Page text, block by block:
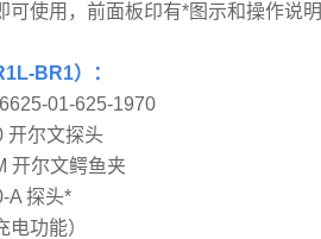
可使用，前面板印有*图示和操作说明
BR1）：
01-625-1970
开尔文探头
开尔文鳄鱼夹
A 探头*
电功能）